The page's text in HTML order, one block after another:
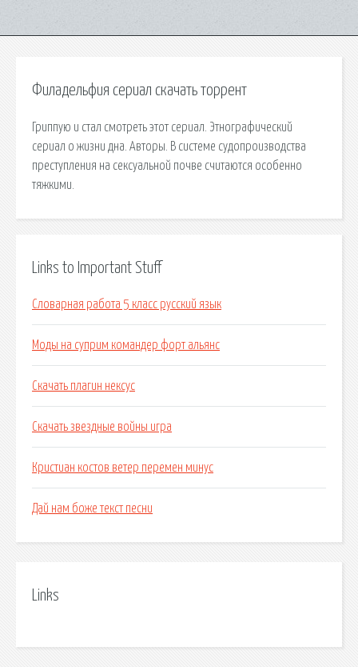
Филадельфия сериал скачать торрент
Гриппую и стал смотреть этот сериал. Этнографический
сериал о жизни дна. Авторы. В системе судопроизводства
преступления на сексуальной почве считаются особенно
тяжкими.
Links to Important Stuff
Словарная работа 5 класс русский язык
Моды на суприм командер форт альянс
Скачать плагин нексус
Скачать звездные войны игра
Кристиан костов ветер перемен минус
Дай нам боже текст песни
Links